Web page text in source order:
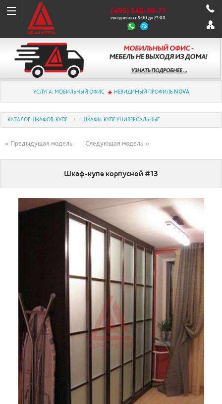
(495) 540-59-71
ежедневно с 9:00 до 21:00
УСЛУГА: МОБИЛЬНЫЙ ОФИС НЕВИДИМЫЙ ПРОФИЛЬ NOVA
КАТАЛОГ ШКАФОВ-КУПЕ ШКАФЫ-КУПЕ УНИВЕРСАЛЬНЫЕ
« Предыдущая модель Следующая модель »
Шкаф-купе корпусной #13